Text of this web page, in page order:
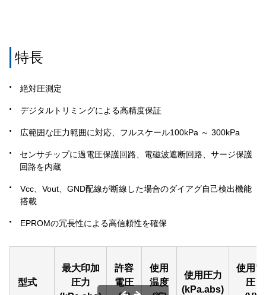
特長
絶対圧測定
デジタルトリミングによる高精度保証
広範囲な圧力範囲に対応、フルスケール100kPa ～ 300kPa
センサチップに過電圧保護回路、電磁波遮断回路、サージ保護
回路を内蔵
Vcc、Vout、GND配線が断線した場合のダイアグ自己検出機能
搭載
EPROMの冗長性による高信頼性を確保
型式
最大印加
圧力
許容
電圧
使用
温度
使用圧力
(kPa.abs)
使用電
圧